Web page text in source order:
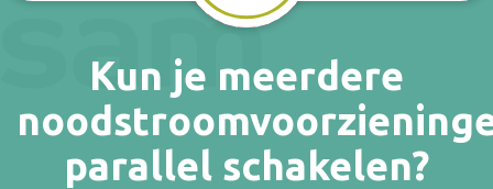
Kun je meerdere
parallel schakelen?